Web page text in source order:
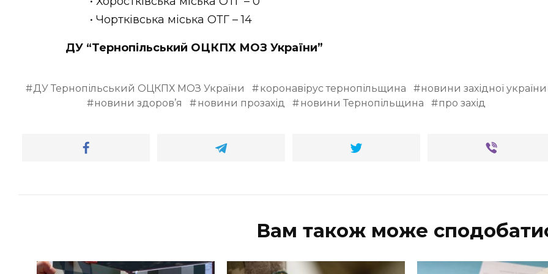
• Чортківська міська ОТГ – 14
ДУ “Тернопільський ОЦКПХ МОЗ України”
ДУ Тернопільський ОЦКПХ МОЗ України коронавірус тернопільщина
новини західної україни
новини здоров’я
новини прозахід новини Тернопільщина про захід
Вам також може